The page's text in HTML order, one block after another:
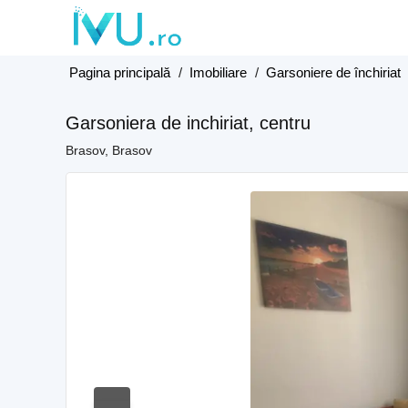
Pagina principală / Imobiliare / Garsoniere de închiriat
Garsoniera de inchiriat, centru
Brasov, Brasov